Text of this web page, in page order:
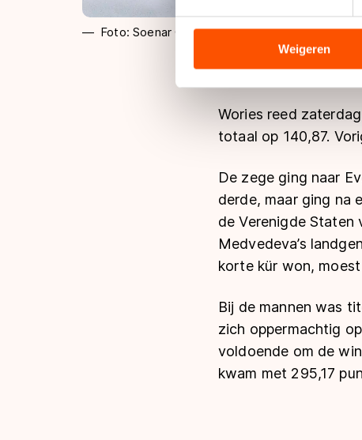
analyseren. We delen
analyse. Zij kunnen deze
hun services. Sommige
adequaat
Weigeren
Foto: Soenar Chamid
Wories reed
totaal op 140,87.
De zege ging naar
derde, maar ging na
de Verenigde
Medvedeva’s
korte kür won,
Bij de mannen was
zich oppermachtig
voldoende om de
kwam met 295,17